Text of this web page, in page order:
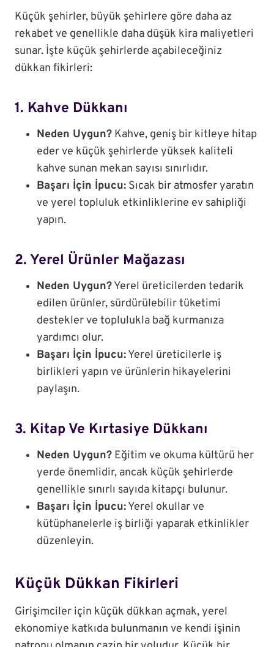
Küçük şehirler, büyük şehirlere göre daha az
rekabet ve genellikle daha düşük kira maliyetleri
sunar. İşte küçük şehirlerde açabileceğiniz
dükkan fikirleri:
1. Kahve Dükkanı
Neden Uygun? Kahve, geniş bir kitleye hitap
eder ve küçük şehirlerde yüksek kaliteli
kahve sunan mekan sayısı sınırlıdır.
Başarı İçin İpucu: Sıcak bir atmosfer yaratın
ve yerel topluluk etkinliklerine ev sahipliği
yapın.
2. Yerel Ürünler Mağazası
Neden Uygun?Yerel üreticilerden tedarik
edilen ürünler, sürdürülebilir tüketimi
destekler ve toplulukla bağ kurmanıza
yardımcı olur.
Başarı İçin İpucu:Yerel üreticilerle iş
birlikleri yapın ve ürünlerin hikayelerini
paylaşın.
3. Kitap Ve Kırtasiye Dükkanı
Neden Uygun? Eğitim ve okuma kültürü her
yerde önemlidir, ancak küçük şehirlerde
genellikle sınırlı sayıda kitapçı bulunur.
Başarı İçin İpucu:Yerel okullar ve
kütüphanelerle iş birliği yaparak etkinlikler
düzenleyin.
Küçük Dükkan Fikirleri
Girişimciler için küçük dükkan açmak, yerel
ekonomiye katkıda bulunmanın ve kendi işinin